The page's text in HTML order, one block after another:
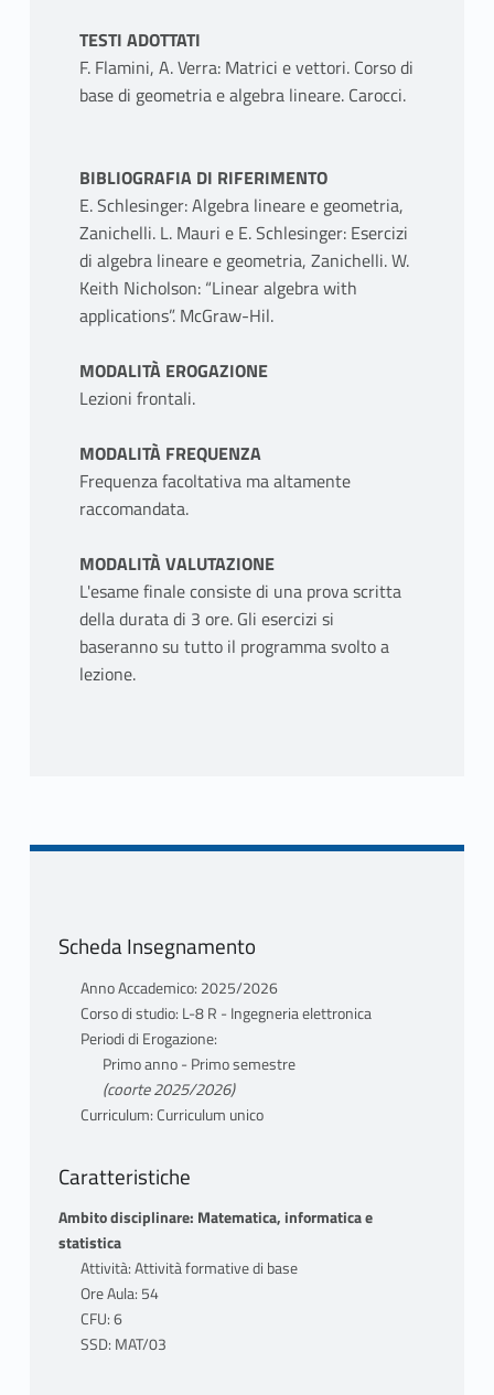
TESTI ADOTTATI
F. Flamini, A. Verra: Matrici e vettori. Corso di
base di geometria e algebra lineare. Carocci.
BIBLIOGRAFIA DI RIFERIMENTO
E. Schlesinger: Algebra lineare e geometria,
Zanichelli. L. Mauri e E. Schlesinger: Esercizi
di algebra lineare e geometria, Zanichelli. W.
Keith Nicholson: “Linear algebra with
applications”. McGraw-Hil.
MODALITÀ EROGAZIONE
Lezioni frontali.
MODALITÀ FREQUENZA
Frequenza facoltativa ma altamente
raccomandata.
MODALITÀ VALUTAZIONE
L'esame finale consiste di una prova scritta
della durata di 3 ore. Gli esercizi si
baseranno su tutto il programma svolto a
lezione.
Scheda Insegnamento
Anno Accademico: 2025/2026
Corso di studio: L-8 R - Ingegneria elettronica
Periodi di Erogazione:
Primo anno - Primo semestre
(coorte 2025/2026)
Curriculum: Curriculum unico
Caratteristiche
Ambito disciplinare: Matematica, informatica e
statistica
Attività: Attività formative di base
Ore Aula: 54
CFU: 6
SSD: MAT/03